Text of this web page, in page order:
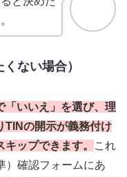
ない場合）
「いいえ」を選び、理
TINの開示が義務付け
ップできます。
これ
）確認フォームにあ